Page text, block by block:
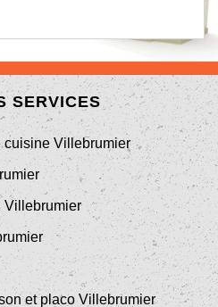
SERVICES
cuisine Villebrumier
Villebrumier
et placo Villebrumier